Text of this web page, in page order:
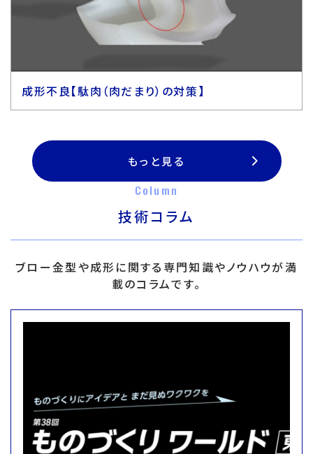
成形不良【駄肉（肉だまり）の対策】
もっと見る
Column
技術コラム
ブロー金型や成形に関する専門知識やノウハウが満
載のコラムです。